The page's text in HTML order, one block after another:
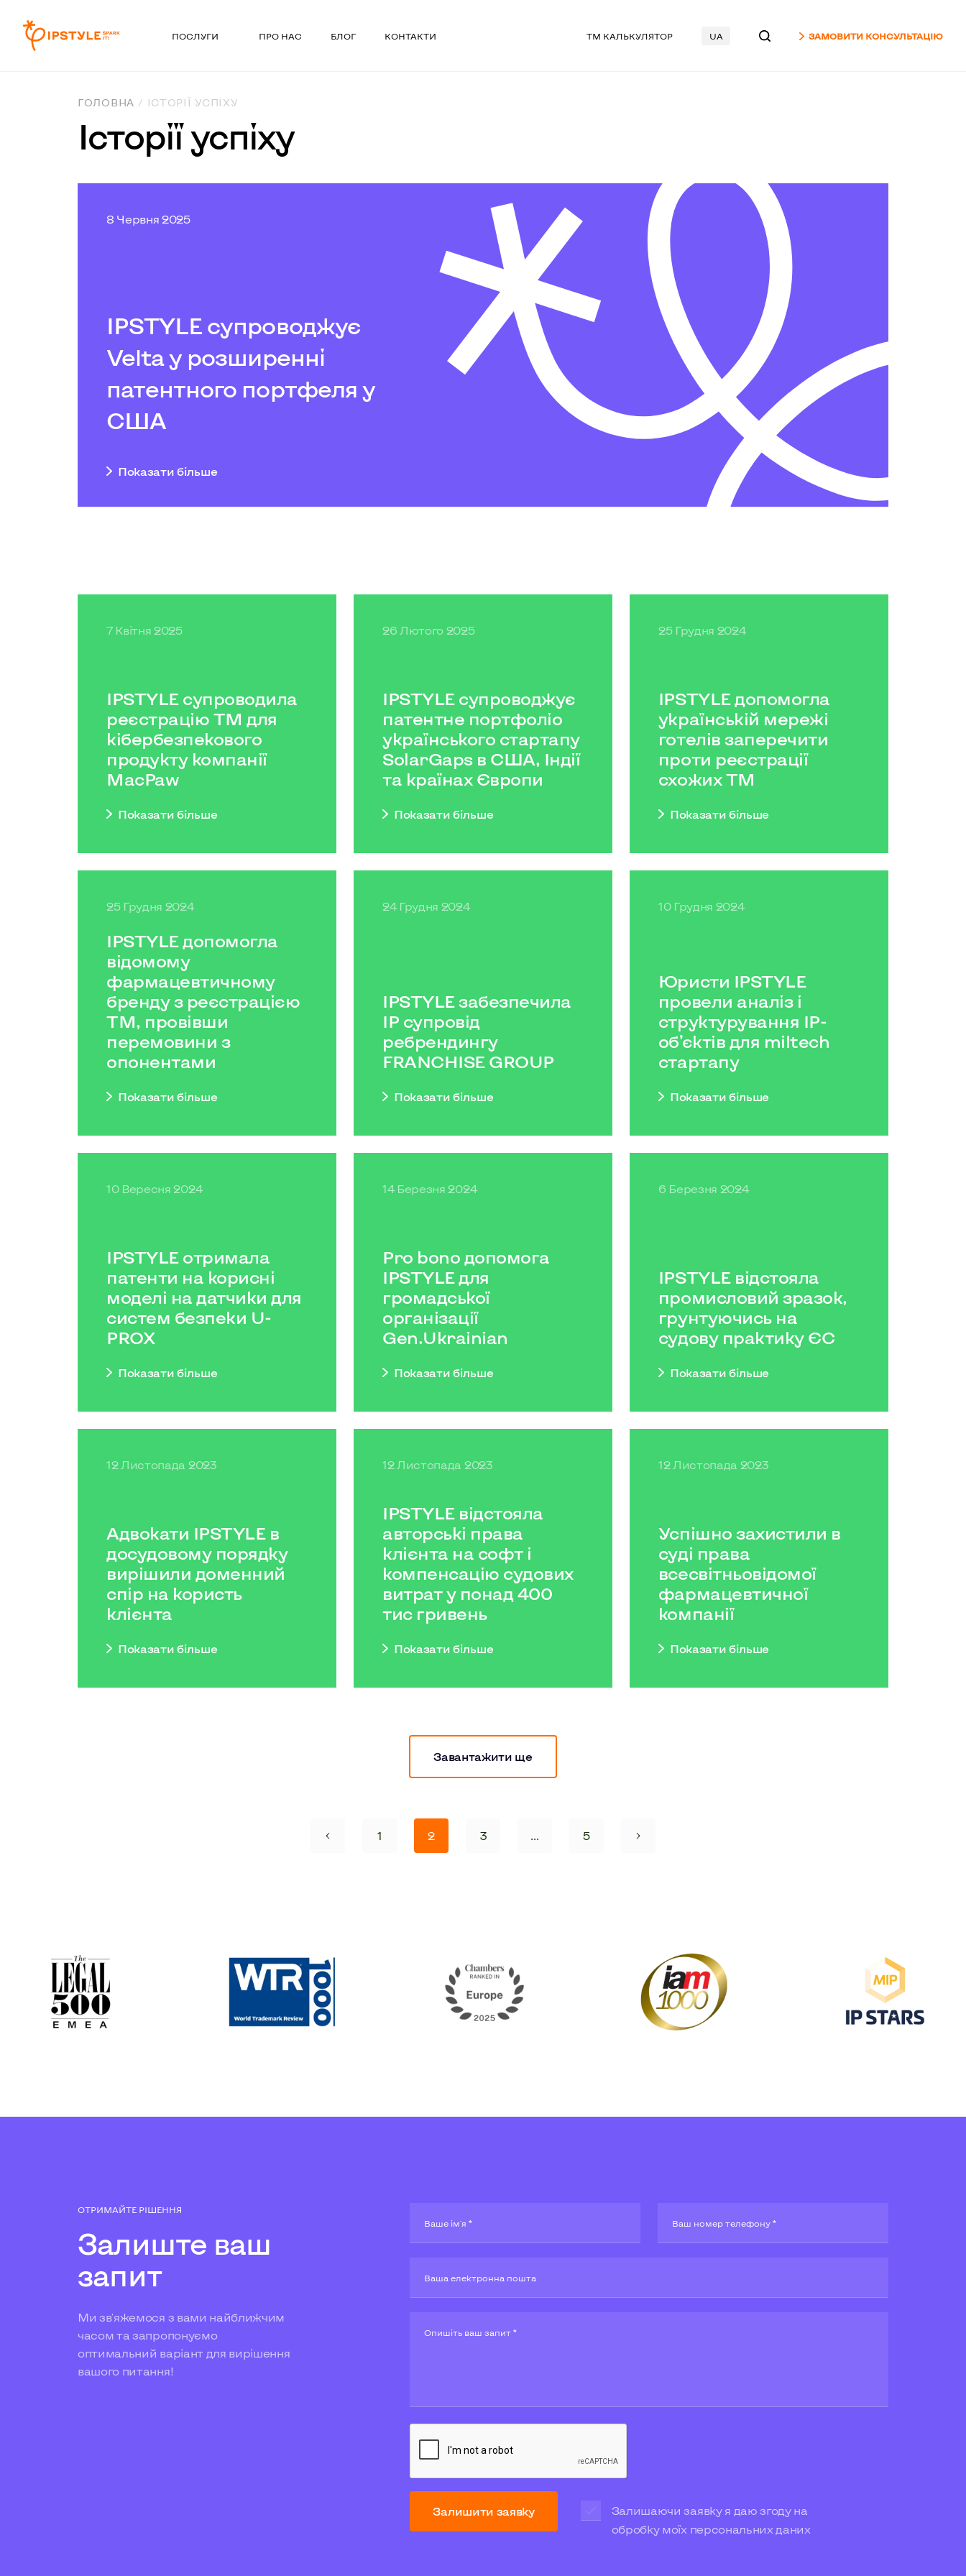
ПОСЛУГИ ПРО НАС БЛОГ КОНТАКТИ ТМ КАЛЬКУЛЯТОР UA ЗАМОВИТИ КОНСУЛЬТАЦІЮ
ГОЛОВНА ІСТОРІЇ УСПІХУ
Історії успіху
8 Червня 2025
IPSTYLE супроводжує
Velta у розширенні
патентного портфеля у
США
Показати бiльше
7 Квітня 2025
IPSTYLE супроводила
реєстрацію ТМ для
кібербезпекового
продукту компанії
MacPaw
Показати бiльше
26 Лютого 2025
IPSTYLE супроводжує
патентне портфоліо
українського стартапу
SolarGaps в США, Індії
та країнах Європи
Показати бiльше
25 Грудня 2024
IPSTYLE допомогла
українській мережі
готелів заперечити
проти реєстрації
схожих ТМ
Показати бiльше
25 Грудня 2024
IPSTYLE допомогла
відомому
фармацевтичному
бренду з реєстрацією
ТМ, провівши
перемовини з
опонентами
Показати бiльше
24 Грудня 2024
IPSTYLE забезпечила
IP супровід
ребрендингу
FRANCHISE GROUP
Показати бiльше
10 Грудня 2024
Юристи IPSTYLE
провели аналіз і
структурування IP-
об’єктів для miltech
стартапу
Показати бiльше
10 Вересня 2024
IPSTYLE отримала
патенти на корисні
моделі на датчики для
систем безпеки U-
PROX
Показати бiльше
14 Березня 2024
Pro bono допомога
IPSTYLE для
громадської
організації
Gen.Ukrainian
Показати бiльше
6 Березня 2024
IPSTYLE відстояла
промисловий зразок,
грунтуючись на
судову практику ЄС
Показати бiльше
12 Листопада 2023
Адвокати IPSTYLE в
досудовому порядку
вирішили доменний
спір на користь
клієнта
Показати бiльше
12 Листопада 2023
IPSTYLE відстояла
авторські права
клієнта на софт і
компенсацію судових
витрат у понад 400
тис гривень
Показати бiльше
12 Листопада 2023
Успішно захистили в
суді права
всесвітньовідомої
фармацевтичної
компанії
Показати бiльше
Завантажити ще
1 2 3 ... 5
ОТРИМАЙТЕ РІШЕННЯ
Залиште ваш
запит
Ми зв'яжемося з вами найближчим
часом та запропонуємо
оптимальний варіант для вирішення
вашого питання!
Ваше ім'я * Ваш номер телефону *
Ваша електронна пошта
Опишiть ваш запит *
Залишити заявку
Залишаючи заявку я даю згоду на
обробку моїх персональних даних